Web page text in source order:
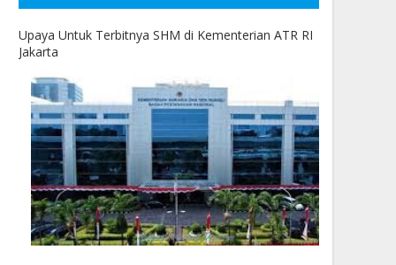
Upaya Untuk Terbitnya SHM di Kementerian ATR RI
Jakarta